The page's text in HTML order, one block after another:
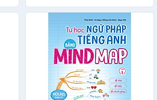
Hàng Nghìn Từ Vựng